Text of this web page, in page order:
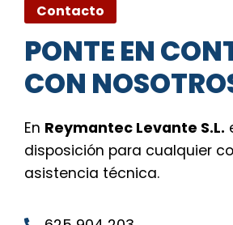
Contacto
PONTE EN
CON
En Reymantec Levante S.L.
disposición para cualquier
asistencia técnica.